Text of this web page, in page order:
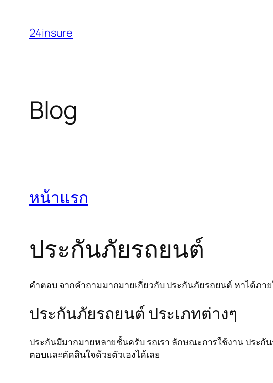
content
24insure
Blog
หน้าแรก
ประกันภัยรถยนต์
คำตอบ จากคำถามมากมายเกี่ยวกับ ประกันภัยรถยนต์ หาได้ภา
ประกันภัยรถยนต์ ประเภทต่างๆ
ประกันมีมากมายหลายชั้นครับ รถเรา ลักษณะการใช้งาน ประ
ตอบและตัดสินใจด้วยตัวเองได้เลย